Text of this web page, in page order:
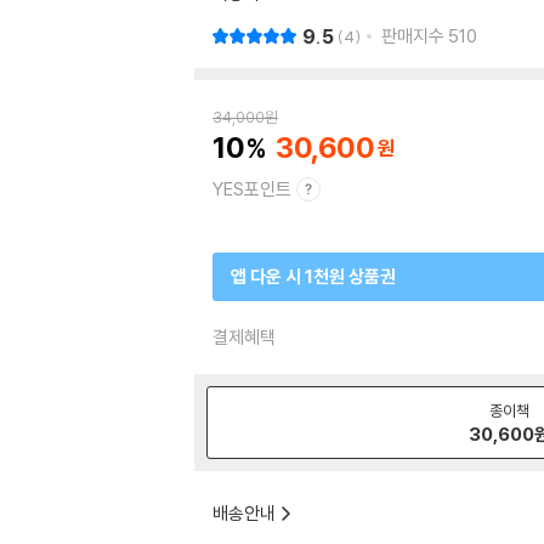
9.5 4 판매지수 510
34,000원
10 30,600
YES포인트
앱 다운 시 1천원 상품권
결제혜택
종이책
30,600
배송안내